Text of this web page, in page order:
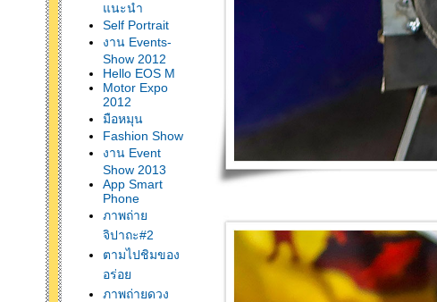
นะนำ
Self Portrait
งาน Events-
Show 2012
Hello EOS M
Motor Expo
2012
มือหมุน
Fashion Show
งาน Event
Show 2013
App Smart
Phone
ภาพถ่า
จิปาถะ#2
ตามไปชิมของ
อร่อ
ภาพถ่ายดวง